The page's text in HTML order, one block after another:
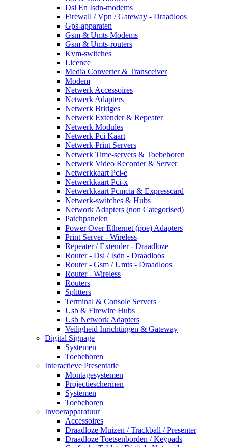
Dsl En Isdn-modems
Firewall / Vpn / Gateway - Draadloos
Gps-apparaten
Gsm & Umts Modems
Gsm & Umts-routers
Kvm-switches
Licence
Media Converter & Transceiver
Modem
Netwerk Accessoires
Netwerk Adapters
Netwerk Bridges
Netwerk Extender & Repeater
Netwerk Modules
Netwerk Pci Kaart
Netwerk Print Servers
Netwerk Time-servers & Toebehoren
Netwerk Video Recorder & Server
Netwerkkaart Pci-e
Netwerkkaart Pci-x
Netwerkkaart Pcmcia & Expresscard
Netwerk-switches & Hubs
Network Adapters (non Categorised)
Patchpanelen
Power Over Ethernet (poe) Adapters
Print Server - Wireless
Repeater / Extender - Draadloze
Router - Dsl / Isdn - Draadloos
Router - Gsm / Umts - Draadloos
Router - Wireless
Routers
Splitters
Terminal & Console Servers
Usb & Firewire Hubs
Usb Network Adapters
Veiligheid Inrichtingen & Gateway
Digital Signage
Systemen
Toebehoren
Interactieve Presentatie
Montagesystemen
Projectieschermen
Systemen
Toebehoren
Invoerapparatuur
Accessoires
Draadloze Muizen / Trackball / Presenter
Draadloze Toetsenborden / Keypads